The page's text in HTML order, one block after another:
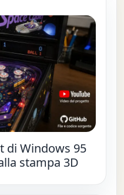
di Windows 95
stampa 3D